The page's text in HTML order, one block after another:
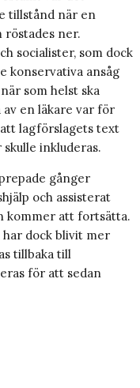
tillstånd när en
röstades ner.
socialister, som dock
konservativa ansåg
som helst ska
en läkare var för
lagförslagets text
inkluderas.
gånger
och assisterat
kommer att fortsätta.
dock blivit mer
tillbaka till
för att sedan